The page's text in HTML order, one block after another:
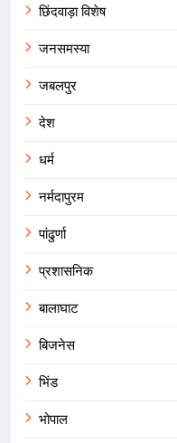
छिंदवाड़ा विशेष
जनसमस्या
जबलपुर
देश
धर्म
नर्मदापुरम
पांढुर्णा
प्रशासनिक
बालाघाट
बिजनेस
भिंड
भोपाल